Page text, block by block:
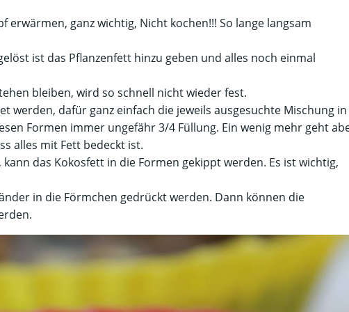
erwärmen, ganz wichtig, Nicht kochen!!! So lange langsam
ist das Pflanzenfett hinzu geben und alles noch einmal
bleiben, wird so schnell nicht wieder fest.
werden, dafür ganz einfach die jeweils ausgesuchte Mischung in
Formen immer ungefähr 3/4 Füllung. Ein wenig mehr geht
alles mit Fett bedeckt ist.
das Kokosfett in die Formen gekippt werden. Es ist wichtig,
in die Förmchen gedrückt werden. Dann können die